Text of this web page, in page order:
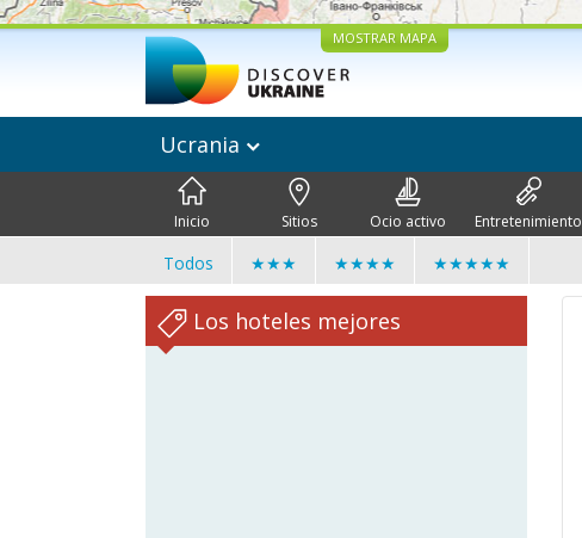
MOSTRAR MAPA
Ucrania
Inicio Sitios Ocio activo Entretenimiento
Todos ★★★ ★★★★ ★★★★★
Los hoteles mejores